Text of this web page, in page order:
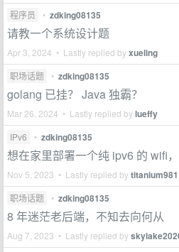
程序员 • zdking08135
请教一个系统设计题
Apr 3, 2024 • Lastly replied byxueling
职场话题 • zdking08135
golang 已挂？ Java 独霸？
Mar 26, 2024 • Lastly replied bylueffy
IPv6 • zdking08135
想在家里部署一个纯 ipv6 的 wifi，
Nov 5, 2023 • Lastly replied by
职场话题 • zdking08135
8 年迷茫老后端，不知去向何从
Aug 7, 2023 • Lastly replied by